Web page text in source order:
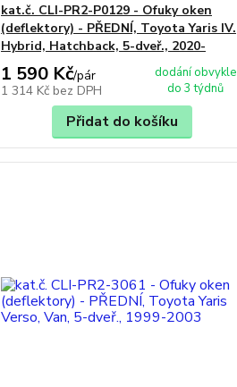
kat.č. CLI-PR2-P0129 - Ofuky oken
(deflektory) - PŘEDNÍ, Toyota Yaris IV.
Hybrid, Hatchback, 5-dveř., 2020-
1 590 Kč/pár
1 314 Kč bez DPH
dodání obvykle
do 3 týdnů
Přidat do košíku